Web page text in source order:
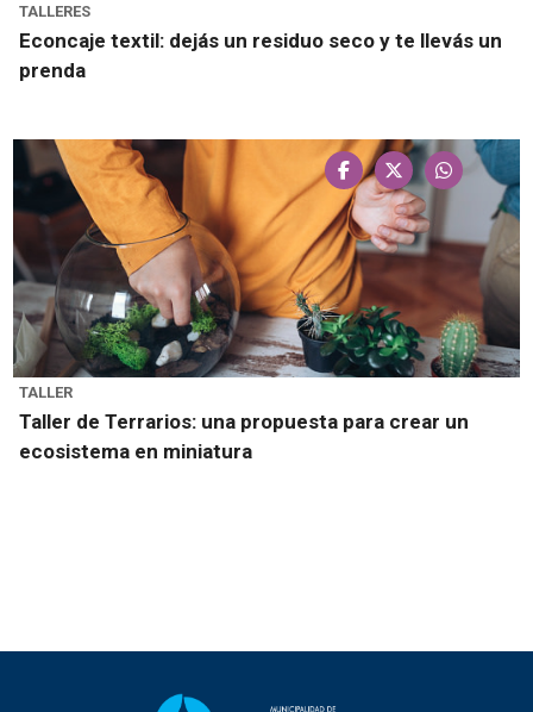
TALLERES
Econcaje textil: dejás un residuo seco y te llevás un
prenda
TALLER
Taller de Terrarios: una propuesta para crear un
ecosistema en miniatura